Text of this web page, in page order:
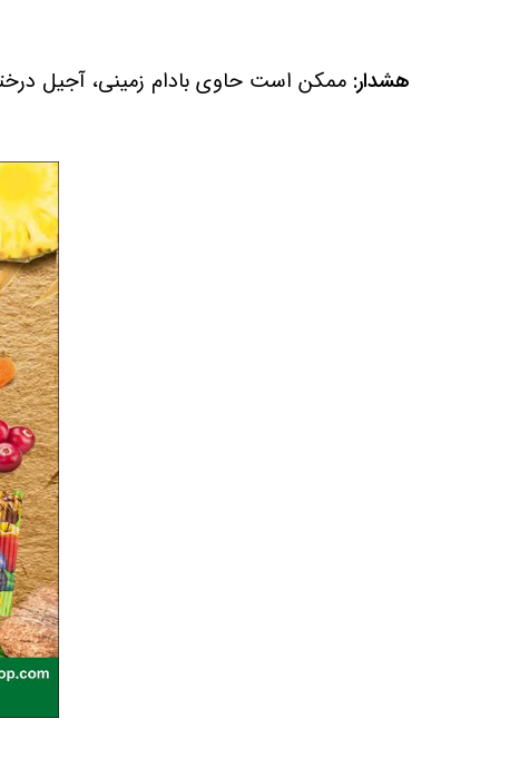
هشدار: ممکن است حاوی بادام زمینی، آجیل